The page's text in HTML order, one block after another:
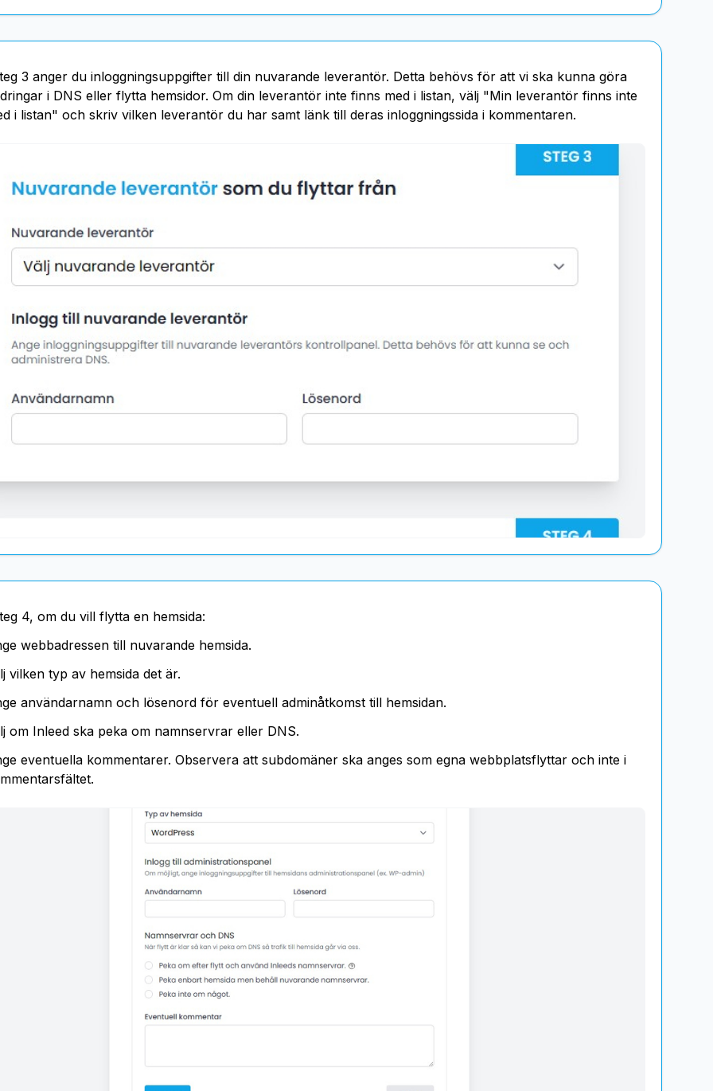
3 anger du inloggningsuppgifter till din nuvarande leverantör. Detta behövs för att vi ska kunna göra
i DNS eller flytta hemsidor. Om din leverantör inte finns med i listan, välj "Min leverantör finns inte
i listan" och skriv vilken leverantör du har samt länk till deras inloggningssida i kommentaren.
4, om du vill flytta en hemsida:
webbadressen till nuvarande hemsida.
vilken typ av hemsida det är.
användarnamn och lösenord för eventuell adminåtkomst till hemsidan.
om Inleed ska peka om namnservrar eller DNS.
eventuella kommentarer. Observera att subdomäner ska anges som egna webbplatsflyttar och inte i